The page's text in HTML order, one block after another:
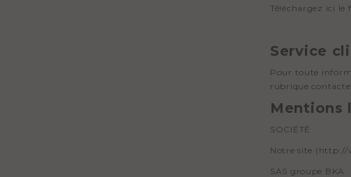
Téléchargez ici
Service
Pour toute
rubrique
Mentions
SOCIÉTÉ
Notre site (http://
SAS groupe BKA